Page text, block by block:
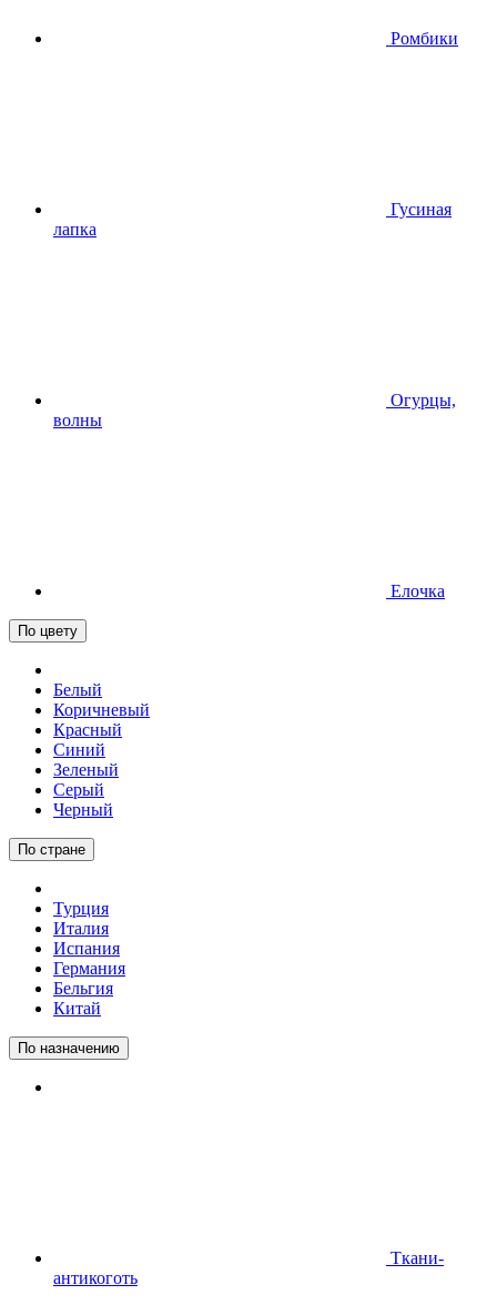
Ромбики
Гусиная
лапка
Огурцы,
волны
Елочка
По цвету
Белый
Коричневый
Красный
Синий
Зеленый
Серый
Черный
По стране
Турция
Италия
Испания
Германия
Бельгия
Китай
По назначению
Ткани-
антикоготь